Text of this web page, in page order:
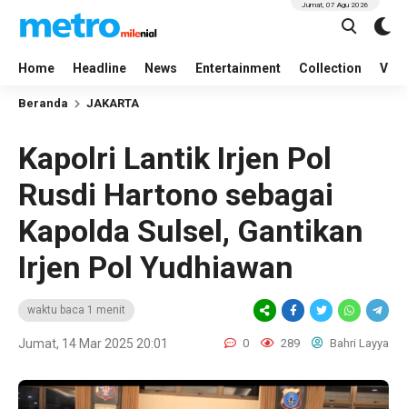
Home Headline News Entertainment Collection
Jumat, 07 Agu 2026
Beranda JAKARTA
Kapolri Lantik Irjen Pol
Rusdi Hartono sebagai
Kapolda Sulsel, Gantikan
Irjen Pol Yudhiawan
waktu baca 1 menit
Jumat, 14 Mar 2025 20:01 0 289 Bahri Layya